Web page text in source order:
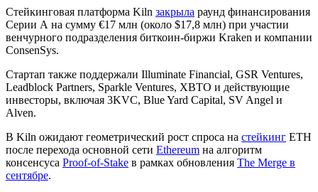
Стейкинговая платформа Kiln закрыла раунд финансирования
Серии А на сумму €17 млн (около $17,8 млн) при участии
венчурного подразделения биткоин-биржи Kraken и компании
ConsenSys.
Стартап также поддержали Illuminate Financial, GSR Ventures,
Leadblock Partners, Sparkle Ventures, XBTO и действующие
инвесторы, включая 3KVC, Blue Yard Capital, SV Angel и
Alven.
В Kiln ожидают геометрический рост спроса на стейкинг ETH
после перехода основной сети Ethereum на алгоритм
консенсуса Proof-of-Stake в рамках обновления The Merge в
сентябре.